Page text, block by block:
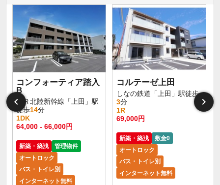
コンフォーティア踏入
B
ＪＲ北陸新幹線「上田」駅
徒歩14分
1DK
64,000 - 66,000円
新築・築浅
管理物件
オートロック
バス・トイレ別
インターネット無料
コルテーゼ上田
しなの鉄道「上田」駅徒歩
3分
1R
69,000円
新築・築浅
敷金0
オートロック
バス・トイレ別
インターネット無料